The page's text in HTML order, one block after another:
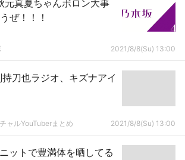
元真夏ちゃんボロン大事
ぜ！！！
2021/8/8(Su) 13:00
持刀也ラジオ、キズナアイ
ャルYouTuberまとめ 2021/8/8(Su) 13:00
ットで豊満体を晒してる